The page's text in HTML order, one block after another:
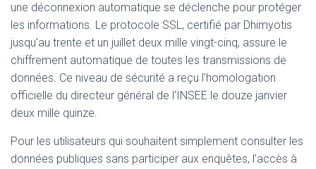
une déconnexion automatique se déclenche pour protéger
les informations. Le protocole SSL, certifié par Dhimyotis
jusqu'au trente et un juillet deux mille vingt-cinq, assure le
chiffrement automatique de toutes les transmissions de
données. Ce niveau de sécurité a reçu l'homologation
officielle du directeur général de l'INSEE le douze janvier
deux mille quinze.
Pour les utilisateurs qui souhaitent simplement consulter les
données publiques sans participer aux enquêtes, l'accès à